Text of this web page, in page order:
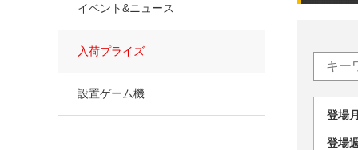
登
登
イベント&ニュース
入荷プライズ
設置ゲーム機